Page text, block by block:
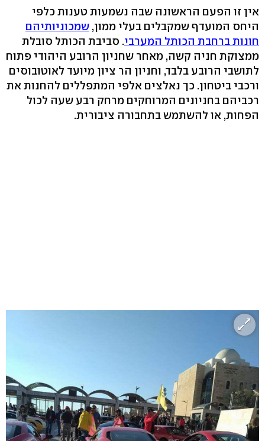
אין זו הפעם הראשונה שבה נשמעות טענות כלפי
היחס המועדף שמקבלים בעלי ממון, שמכוניותיהם
חונות ברחבת הכותל המערבי. סביבת הכותל סובלת
ממצוקת חניה קשה, מאחר שחניון הרובע היהודי פתוח
לתושבי הרובע בלבד, וחניון הר ציון מיועד לאוטובוסים
ורכבי ביטחון. כך נאלצים אלפי המתפללים להחנות את
רכביהם בחניונים המרוחקים מרחק רבע שעה לכול
הפחות, או להשתמש בתחבורה ציבורית.